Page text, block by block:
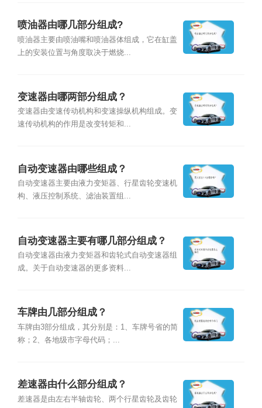
喷油器由哪几部分组成?
喷油器主要由喷油嘴和喷油器体组成，它在缸盖
上的安装位置与角度取决于燃烧...
变速器由哪两部分组成？
变速器由变速传动机构和变速操纵机构组成。变
速传动机构的作用是改变转矩和...
自动变速器由哪些组成？
自动变速器主要由液力变矩器、行星齿轮变速机
构、液压控制系统、滤油装置组...
自动变速器主要有哪几部分组成？
自动变速器由液力变矩器和齿轮式自动变速器组
成。关于自动变速器的更多资料...
车牌由几部分组成？
车牌由3部分组成，其分别是：1、车牌号省的简
称；2、各地级市字母代码；...
差速器由什么部分组成？
差速器是由左右半轴齿轮、两个行星齿轮及齿轮